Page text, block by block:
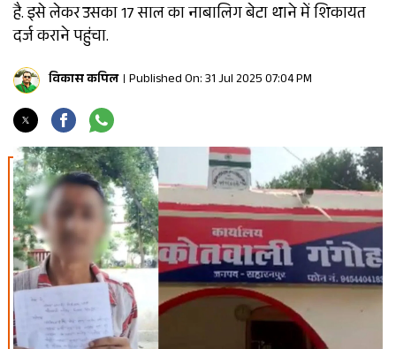
है. इसे लेकर उसका 17 साल का नाबालिग बेटा थाने में शिकायत
दर्ज कराने पहुंचा.
विकास कपिल Published On: 31 Jul 2025 07:04 PM